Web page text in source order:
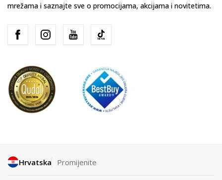
mrežama i saznajte sve o promocijama, akcijama i novitetima.
Hrvatska Promijenite